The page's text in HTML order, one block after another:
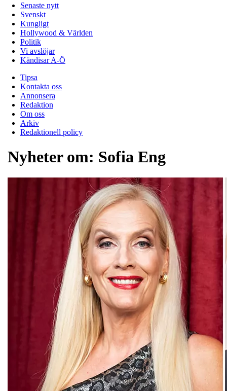
Senaste nytt
Svenskt
Kungligt
Hollywood & Världen
Politik
Vi avslöjar
Kändisar A-Ö
Tipsa
Kontakta oss
Annonsera
Redaktion
Om oss
Arkiv
Redaktionell policy
Nyheter om: Sofia Eng